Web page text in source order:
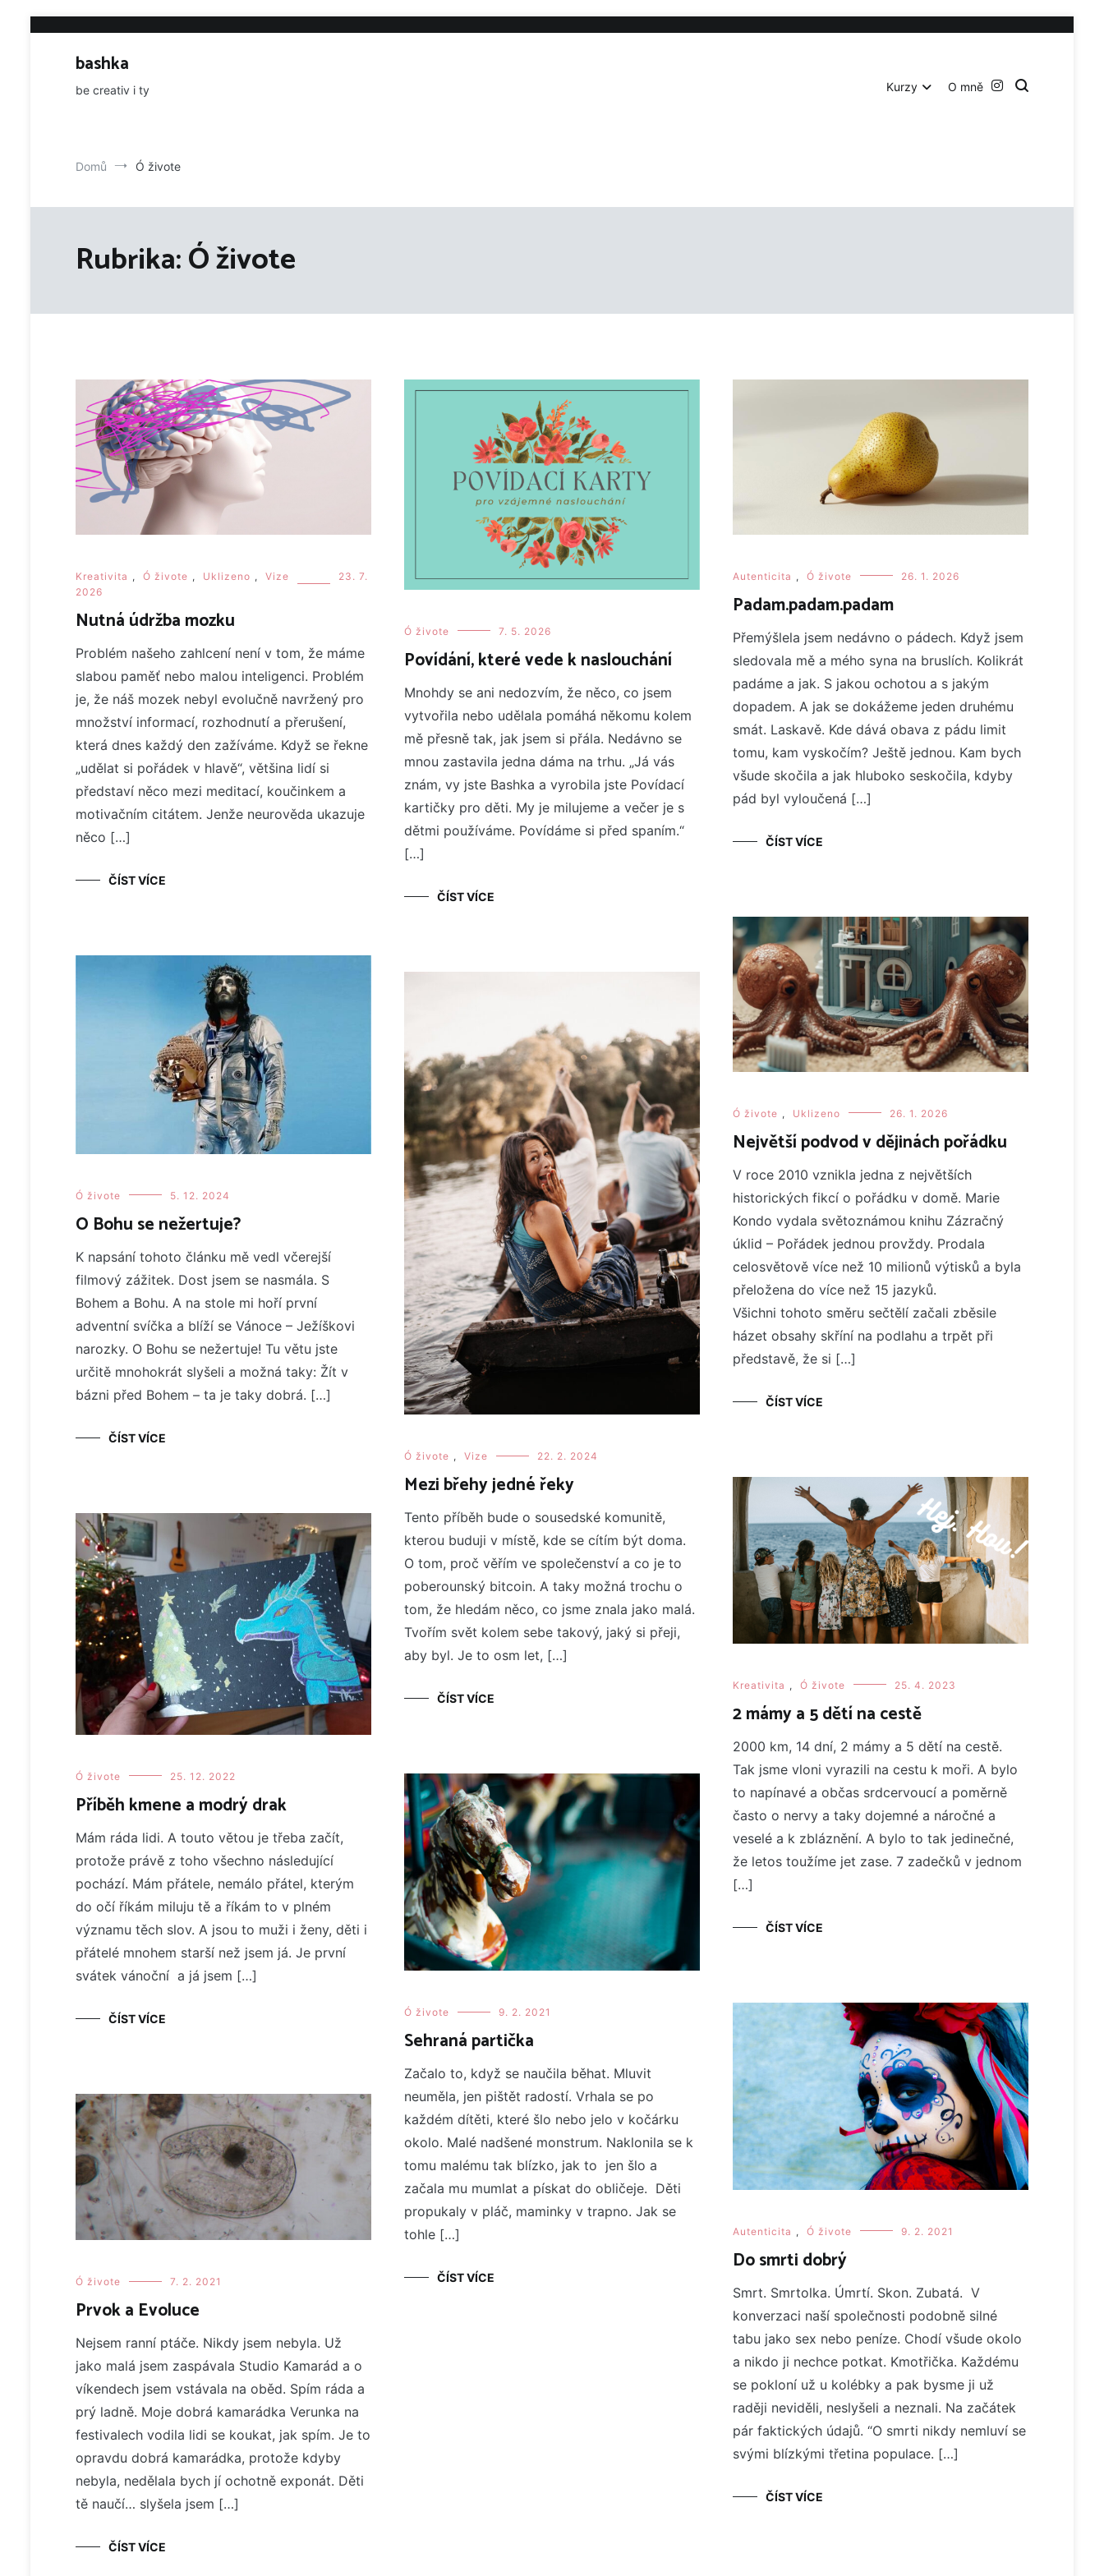
bashka
be creativ i ty Kurzy O mně
Domů Ó živote
Rubrika:Ó živote
Kreativita , Ó živote , Uklizeno , Vize
23. 7.
2026
Nutná údržba mozku
Problém našeho zahlcení není v tom, že máme
slabou paměť nebo malou inteligenci. Problém
je, že náš mozek nebyl evolučně navržený pro
množství informací, rozhodnutí a přerušení,
která dnes každý den zažíváme. Když se řekne
„udělat si pořádek v hlavě“, většina lidí si
představí něco mezi meditací, koučinkem a
motivačním citátem. Jenže neurověda ukazuje
něco […]
ČÍST VÍCE
Ó živote 7. 5. 2026
Povídání, které vede k naslouchání
Mnohdy se ani nedozvím, že něco, co jsem
vytvořila nebo udělala pomáhá někomu kolem
mě přesně tak, jak jsem si přála. Nedávno se
mnou zastavila jedna dáma na trhu. „Já vás
znám, vy jste Bashka a vyrobila jste Povídací
kartičky pro děti. My je milujeme a večer je s
dětmi používáme. Povídáme si před spaním.“
[…]
ČÍST VÍCE
Autenticita , Ó živote 26. 1. 2026
Padam.padam.padam
Přemýšlela jsem nedávno o pádech. Když jsem
sledovala mě a mého syna na bruslích. Kolikrát
padáme a jak. S jakou ochotou a s jakým
dopadem. A jak se dokážeme jeden druhému
smát. Laskavě. Kde dává obava z pádu limit
tomu, kam vyskočím? Ještě jednou. Kam bych
všude skočila a jak hluboko seskočila, kdyby
pád byl vyloučená […]
ČÍST VÍCE
Ó živote , Uklizeno 26. 1. 2026
Největší podvod v dějinách pořádku
V roce 2010 vznikla jedna z největších
historických fikcí o pořádku v domě. Marie
Kondo vydala světoznámou knihu Zázračný
úklid – Pořádek jednou provždy. Prodala
celosvětově více než 10 milionů výtisků a byla
přeložena do více než 15 jazyků.
Všichni tohoto směru sečtělí začali zběsile
házet obsahy skříní na podlahu a trpět při
představě, že si […]
ČÍST VÍCE
Ó živote 5. 12. 2024
O Bohu se nežertuje?
K napsání tohoto článku mě vedl včerejší
filmový zážitek. Dost jsem se nasmála. S
Bohem a Bohu. A na stole mi hoří první
adventní svíčka a blíží se Vánoce – Ježíškovi
narozky. O Bohu se nežertuje! Tu větu jste
určitě mnohokrát slyšeli a možná taky: Žít v
bázni před Bohem – ta je taky dobrá. […]
ČÍST VÍCE
Ó živote , Vize 22. 2. 2024
Mezi břehy jedné řeky
Tento příběh bude o sousedské komunitě,
kterou buduji v místě, kde se cítím být doma.
O tom, proč věřím ve společenství a co je to
poberounský bitcoin. A taky možná trochu o
tom, že hledám něco, co jsme znala jako malá.
Tvořím svět kolem sebe takový, jaký si přeji,
aby byl. Je to osm let, […]
ČÍST VÍCE
Kreativita , Ó živote 25. 4. 2023
2 mámy a 5 dětí na cestě
2000 km, 14 dní, 2 mámy a 5 dětí na cestě.
Tak jsme vloni vyrazili na cestu k moři. A bylo
to napínavé a občas srdcervoucí a poměrně
často o nervy a taky dojemné a náročné a
veselé a k zbláznění. A bylo to tak jedinečné,
že letos toužíme jet zase. 7 zadečků v jednom
[…]
ČÍST VÍCE
Ó živote 25. 12. 2022
Příběh kmene a modrý drak
Mám ráda lidi. A touto větou je třeba začít,
protože právě z toho všechno následující
pochází. Mám přátele, nemálo přátel, kterým
do očí říkám miluju tě a říkám to v plném
významu těch slov. A jsou to muži i ženy, děti i
přátelé mnohem starší než jsem já. Je první
svátek vánoční a já jsem […]
ČÍST VÍCE Ó živote 9. 2. 2021
Sehraná partička
Začalo to, když se naučila běhat. Mluvit
neuměla, jen pištět radostí. Vrhala se po
každém dítěti, které šlo nebo jelo v kočárku
okolo. Malé nadšené monstrum. Naklonila se k
tomu malému tak blízko, jak to jen šlo a
začala mu mumlat a pískat do obličeje. Děti
propukaly v pláč, maminky v trapno. Jak se
tohle […]
ČÍST VÍCE
Autenticita , Ó živote 9. 2. 2021
Do smrti dobrý
Smrt. Smrtolka. Úmrtí. Skon. Zubatá. V
konverzaci naší společnosti podobně silné
tabu jako sex nebo peníze. Chodí všude okolo
a nikdo ji nechce potkat. Kmotřička. Každému
se pokloní už u kolébky a pak bysme ji už
raději neviděli, neslyšeli a neznali. Na začátek
pár faktických údajů. “O smrti nikdy nemluví se
svými blízkými třetina populace. […]
ČÍST VÍCE
Ó živote 7. 2. 2021
Prvok a Evoluce
Nejsem ranní ptáče. Nikdy jsem nebyla. Už
jako malá jsem zaspávala Studio Kamarád a o
víkendech jsem vstávala na oběd. Spím ráda a
prý ladně. Moje dobrá kamarádka Verunka na
festivalech vodila lidi se koukat, jak spím. Je to
opravdu dobrá kamarádka, protože kdyby
nebyla, nedělala bych jí ochotně exponát. Děti
tě naučí… slyšela jsem […]
ČÍST VÍCE